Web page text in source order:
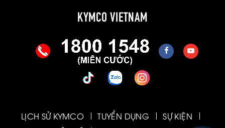
KYMCO VIETNAM
LỊCH SỬ KYMCO TUYỂN DỤNG
SỰ KIỆN